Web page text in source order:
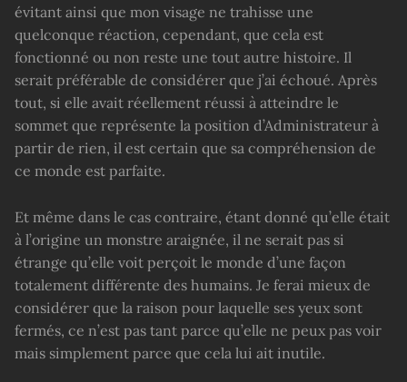
évitant ainsi que mon visage ne trahisse une
quelconque réaction, cependant, que cela est
fonctionné ou non reste une tout autre histoire. Il
serait préférable de considérer que j’ai échoué. Après
tout, si elle avait réellement réussi à atteindre le
sommet que représente la position d’Administrateur à
partir de rien, il est certain que sa compréhension de
ce monde est parfaite.
Et même dans le cas contraire, étant donné qu’elle était
à l’origine un monstre araignée, il ne serait pas si
étrange qu’elle voit perçoit le monde d’une façon
totalement différente des humains. Je ferai mieux de
considérer que la raison pour laquelle ses yeux sont
fermés, ce n’est pas tant parce qu’elle ne peux pas voir
mais simplement parce que cela lui ait inutile.